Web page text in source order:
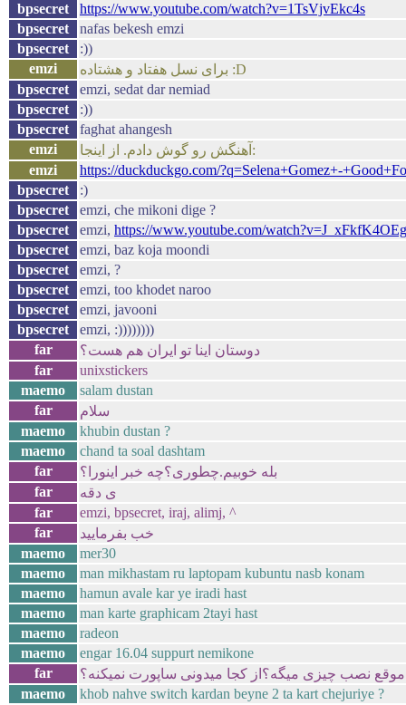
bpsecret
https://www.youtube.com/watch?v=1TsVjvEkc4s
bpsecret
nafas bekesh emzi
bpsecret
:))
emzi
برای نسل هفتاد و هشتاده :D
bpsecret
emzi, sedat dar nemiad
bpsecret
:))
bpsecret
faghat ahangesh
emzi
آهنگش رو گوش دادم. از اینجا:
emzi
https://duckduckgo.com/?q=Selena+Gomez+-
bpsecret
:)
bpsecret
emzi, che mikoni dige ?
bpsecret
emzi, https://www.youtube.com/watch?v=J_xFkfK4OEg
bpsecret
emzi, baz koja moondi
bpsecret
emzi, ?
bpsecret
emzi, too khodet naroo
bpsecret
emzi, javooni
bpsecret
emzi, :))))))))
far
دوستان اینا تو ایران هم هست؟
far
unixstickers
maemo
salam dustan
far
سلام
maemo
khubin dustan ?
maemo
chand ta soal dashtam
far
بله خوبیم.چطوری؟چه خبر اینورا؟
far
ی دقه
far
emzi, bpsecret,‎‏ ‏iraj, alimj, ^
far
خب بفرمایید
maemo
mer30
maemo
man mikhastam ru laptopam kubuntu nasb konam
maemo
hamun avale kar ye iradi hast
maemo
man karte graphicam 2tayi hast
maemo
radeon
maemo
engar 16.04 suppurt nemikone
far
موقع نصب چیزی میگه؟از کجا میدونی ساپورت نمیکنه؟
maemo
khob nahve switch kardan beyne 2 ta kart chejuriye ?